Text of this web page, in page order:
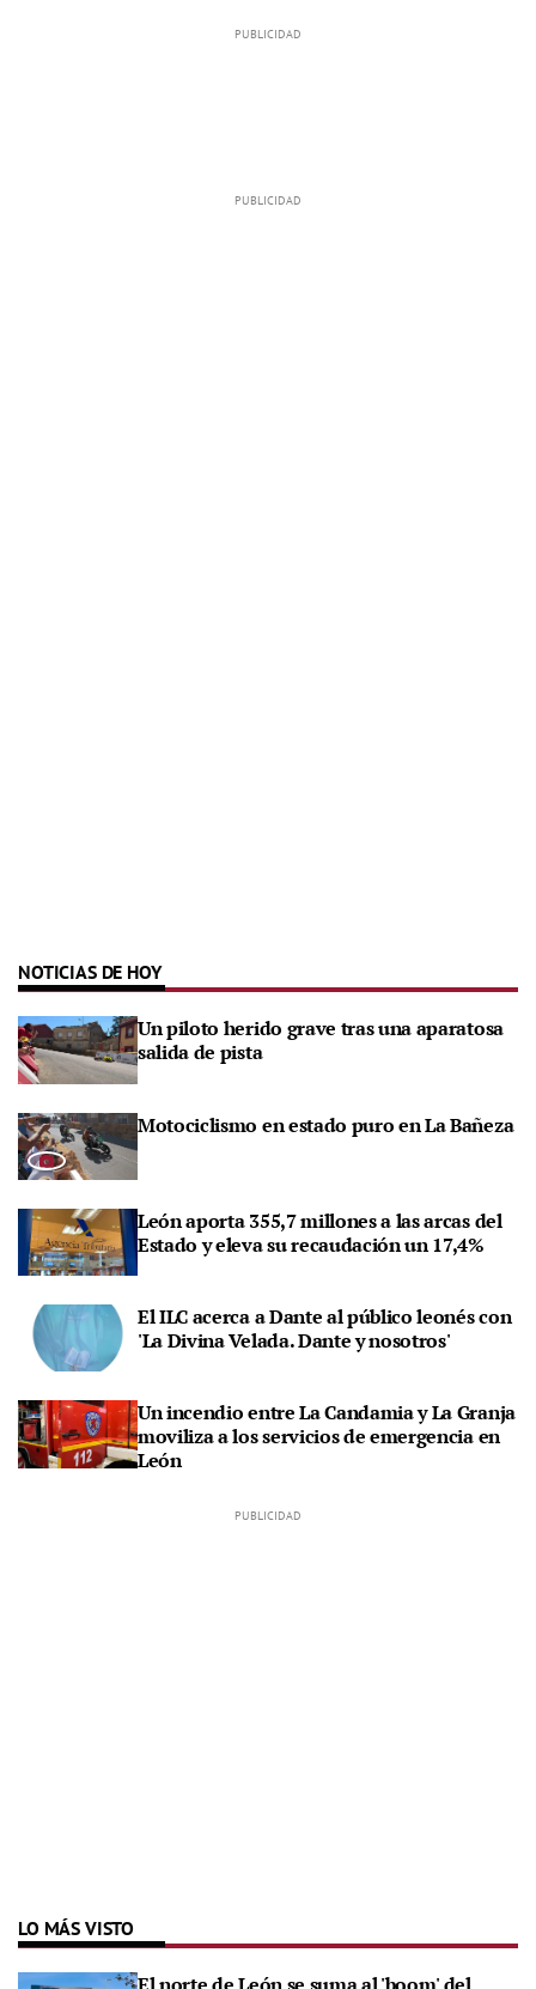
NOTICIAS DE HOY
Un piloto herido grave tras una aparatosa
salida de pista
Motociclismo en estado puro en La Bañeza
León aporta 355,7 millones a las arcas del
Estado y eleva su recaudación un 17,4%
El ILC acerca a Dante al público leonés con
'La Divina Velada. Dante y nosotros'
Un incendio entre La Candamia y La Granja
moviliza a los servicios de emergencia en
León
LO MÁS VISTO
El norte de León se suma al 'boom' del